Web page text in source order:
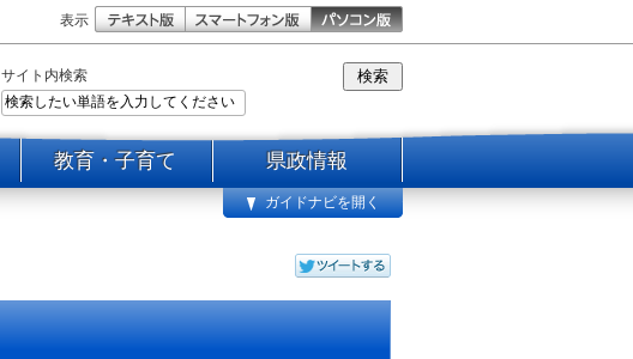
表示
サイト内検索
教育・子育て 県政情報
ガイドナビを開く